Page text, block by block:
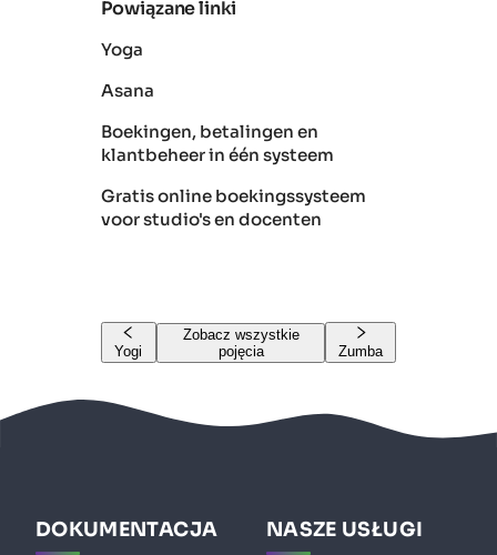
Powiązane linki
Yoga
Asana
Boekingen, betalingen en
klantbeheer in één systeem
Gratis online boekingssysteem
voor studio's en docenten
Yogi
Zobacz wszystkie
pojęcia
Zumba
DOKUMENTACJA NASZE USŁUGI